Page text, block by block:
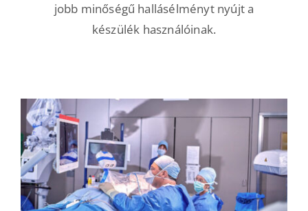
jobb minőségű hallásélményt nyújt a
készülék használóinak.